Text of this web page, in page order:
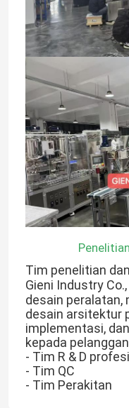
Tim penelitian
Gieni Industry
desain peralatan,
desain arsitektur
implementasi,
kepada
- Tim R & D
- Tim QC
- Tim Perakitan